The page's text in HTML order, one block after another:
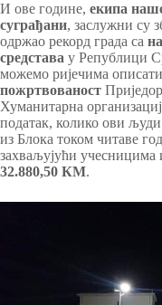
И ове године, екипа
суграђани, заслужни су
одржао рекорд града са
средстава у Републици
можемо ријечима
пожртвованост
Хуманитарна
податак, колико ови људи
из Блока током читаве
захваљујући
32.880,50 КМ.